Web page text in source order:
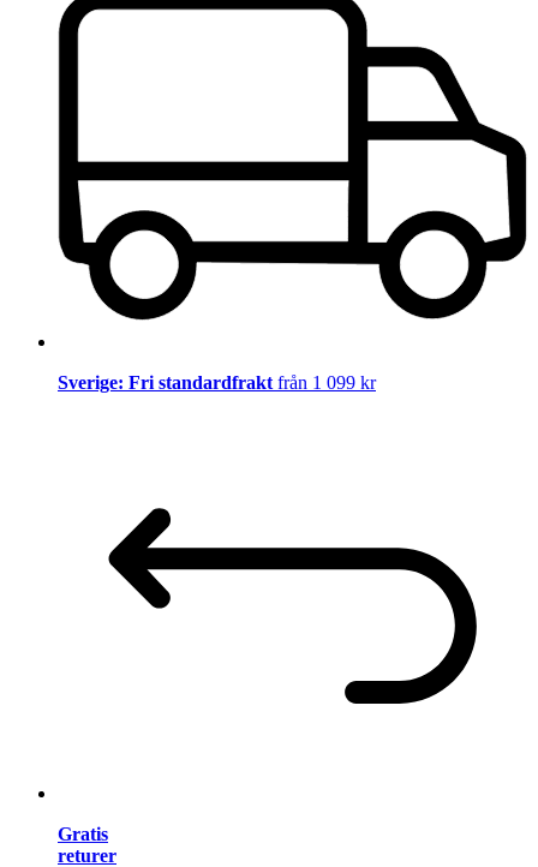
Sverige: Fri standardfrakt från 1 099 kr
Gratis
returer